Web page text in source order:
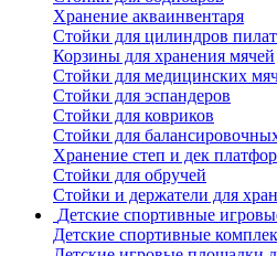
Хранение акваинвентаря
Стойки для цилиндров
Корзины для хранения мячей
Стойки для медицинских
Стойки для эспандеров
Стойки для ковриков
Стойки для
Хранение степ и дек
Стойки для обручей
Стойки и держатели для
Детские спортивные
Детские спортивные